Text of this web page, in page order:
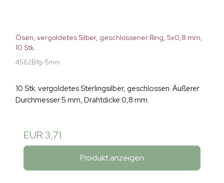
Ösen, vergoldetes Silber, geschlossener Ring, 5x0,8 mm,
10 Stk.
4562Bfg-5mm
10 Stk. vergoldetes Sterlingsilber, geschlossen. Äußerer
Durchmesser 5 mm, Drahtdicke 0,8 mm.
EUR 3,71
Produkt anzeigen